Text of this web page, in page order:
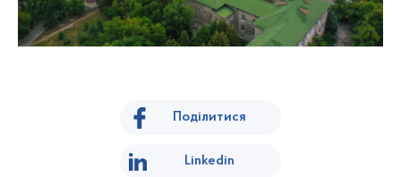
Поділитися
Linkedin